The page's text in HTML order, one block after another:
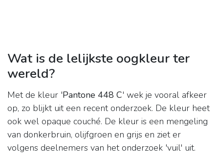
Wat is de lelijkste oogkleur ter
wereld?
Met de kleur 'Pantone 448 C' wek je vooral afkeer
op, zo blijkt uit een recent onderzoek. De kleur heet
ook wel opaque couché. De kleur is een mengeling
van donkerbruin, olijfgroen en grijs en ziet er
volgens deelnemers van het onderzoek 'vuil' uit.